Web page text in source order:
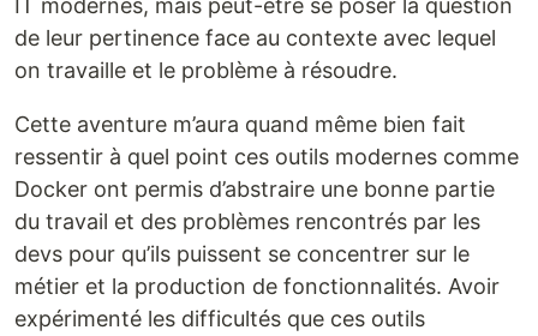
IT modernes, mais peut-être se poser la question
de leur pertinence face au contexte avec lequel
on travaille et le problème à résoudre.
Cette aventure m’aura quand même bien fait
ressentir à quel point ces outils modernes comme
Docker ont permis d’abstraire une bonne partie
du travail et des problèmes rencontrés par les
devs pour qu’ils puissent se concentrer sur le
métier et la production de fonctionnalités. Avoir
expérimenté les difficultés que ces outils